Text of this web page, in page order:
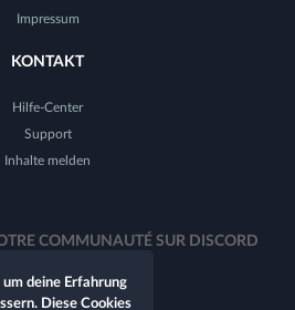
Impressum
KONTAKT
Hilfe-Center
Support
Inhalte melden
COMMUNAUTÉ SUR DISCORD
deine Erfahrung
Diese Cookies